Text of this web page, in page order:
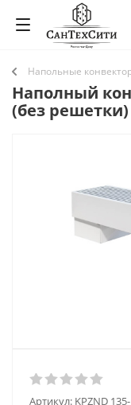
Напольные
Наполный
(без решетки)
Артикул: KPZND